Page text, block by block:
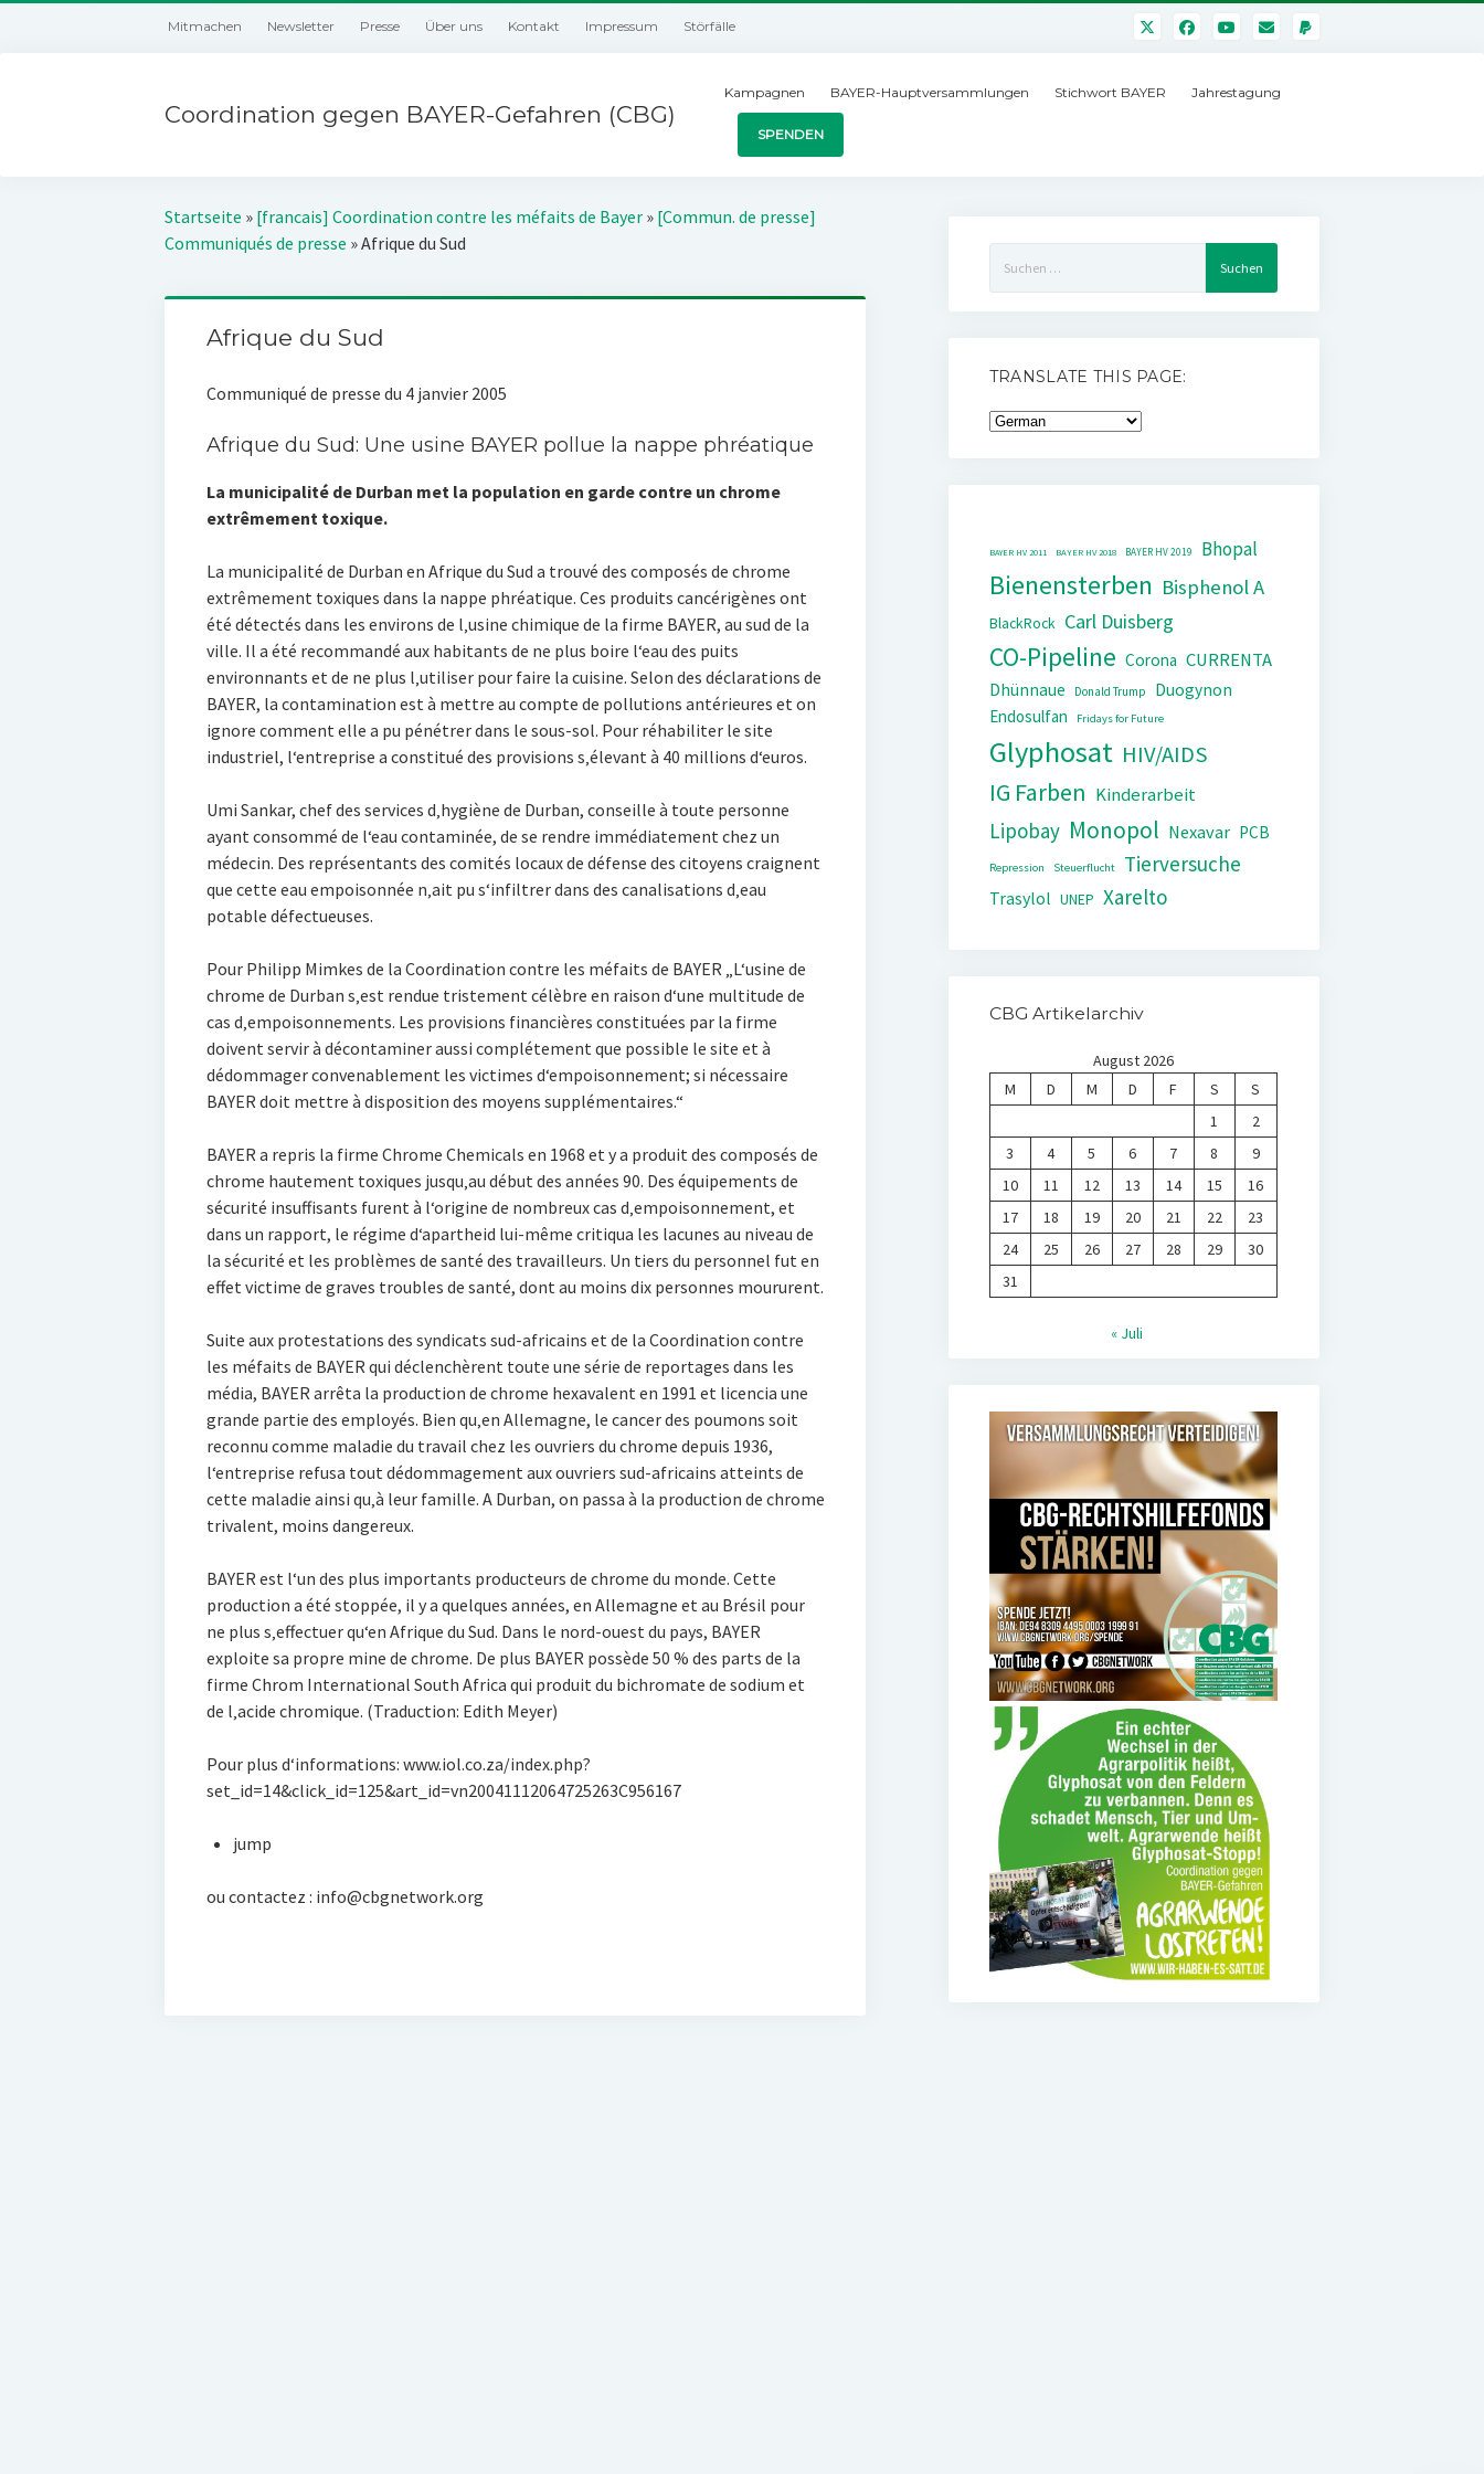
Mitmachen Newsletter Presse Über uns Kontakt Impressum Störfälle
Coordination gegen BAYER-Gefahren (CBG)
Kampagnen BAYER-Hauptversammlungen Stichwort BAYER Jahrestagung
SPENDEN
Startseite » [francais] Coordination contre les méfaits de Bayer » [Commun. de presse]
Communiqués de presse »Afrique du Sud
Afrique du Sud
Communiqué de presse du 4 janvier 2005
Afrique du Sud: Une usine BAYER pollue la nappe phréatique
La municipalité de Durban met la population en garde contre un chrome
extrêmement toxique.
La municipalité de Durban en Afrique du Sud a trouvé des composés de chrome
extrêmement toxiques dans la nappe phréatique. Ces produits cancérigènes ont
été détectés dans les environs de l‚usine chimique de la firme BAYER, au sud de la
ville. Il a été recommandé aux habitants de ne plus boire l‘eau des puits
environnants et de ne plus l‚utiliser pour faire la cuisine. Selon des déclarations de
BAYER, la contamination est à mettre au compte de pollutions antérieures et on
ignore comment elle a pu pénétrer dans le sous-sol. Pour réhabiliter le site
industriel, l‘entreprise a constitué des provisions s‚élevant à 40 millions d‘euros.
Umi Sankar, chef des services d‚hygiène de Durban, conseille à toute personne
ayant consommé de l‘eau contaminée, de se rendre immédiatement chez un
médecin. Des représentants des comités locaux de défense des citoyens craignent
que cette eau empoisonnée n‚ait pu s‘infiltrer dans des canalisations d‚eau
potable défectueuses.
Pour Philipp Mimkes de la Coordination contre les méfaits de BAYER „L‘usine de
chrome de Durban s‚est rendue tristement célèbre en raison d‘une multitude de
cas d‚empoisonnements. Les provisions financières constituées par la firme
doivent servir à décontaminer aussi complétement que possible le site et à
dédommager convenablement les victimes d‘empoisonnement; si nécessaire
BAYER doit mettre à disposition des moyens supplémentaires.“
BAYER a repris la firme Chrome Chemicals en 1968 et y a produit des composés de
chrome hautement toxiques jusqu‚au début des années 90. Des équipements de
sécurité insuffisants furent à l‘origine de nombreux cas d‚empoisonnement, et
dans un rapport, le régime d‘apartheid lui-même critiqua les lacunes au niveau de
la sécurité et les problèmes de santé des travailleurs. Un tiers du personnel fut en
effet victime de graves troubles de santé, dont au moins dix personnes moururent.
Suite aux protestations des syndicats sud-africains et de la Coordination contre
les méfaits de BAYER qui déclenchèrent toute une série de reportages dans les
média, BAYER arrêta la production de chrome hexavalent en 1991 et licencia une
grande partie des employés. Bien qu‚en Allemagne, le cancer des poumons soit
reconnu comme maladie du travail chez les ouvriers du chrome depuis 1936,
l‘entreprise refusa tout dédommagement aux ouvriers sud-africains atteints de
cette maladie ainsi qu‚à leur famille. A Durban, on passa à la production de chrome
trivalent, moins dangereux.
BAYER est l‘un des plus importants producteurs de chrome du monde. Cette
production a été stoppée, il y a quelques années, en Allemagne et au Brésil pour
ne plus s‚effectuer qu‘en Afrique du Sud. Dans le nord-ouest du pays, BAYER
exploite sa propre mine de chrome. De plus BAYER possède 50 % des parts de la
firme Chrom International South Africa qui produit du bichromate de sodium et
de l‚acide chromique. (Traduction: Edith Meyer)
Pour plus d‘informations: www.iol.co.za/index.php?
set_id=14&click_id=125&art_id=vn20041112064725263C956167
jump
ou contactez : info@cbgnetwork.org
nach:
TRANSLATE THIS PAGE:
BAYER HV 2011 BAYER HV 2018 BAYER HV 2019 Bhopal
Bienensterben Bisphenol A
BlackRock Carl Duisberg
CO-Pipeline Corona CURRENTA
Dhünnaue Donald Trump
Duogynon
Endosulfan
Fridays for Future
Glyphosat HIV/AIDS
IG Farben Kinderarbeit
Lipobay Monopol Nexavar PCB
Repression Steuerflucht Tierversuche
Trasylol UNEP Xarelto
CBG Artikelarchiv
August 2026
M
D M D F S
S
1
2
3
4 5 6 7 8
9
10
11 12 13 14 15
16
17
18 19 20 21 22
23
24
25 26 27 28 29
30
31
« Juli